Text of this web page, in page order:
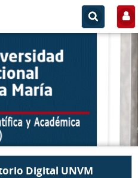
Digital UNVM